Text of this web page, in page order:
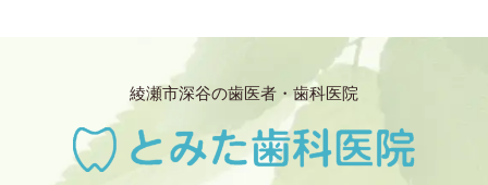
綾瀬市深谷の歯医者・歯科医院